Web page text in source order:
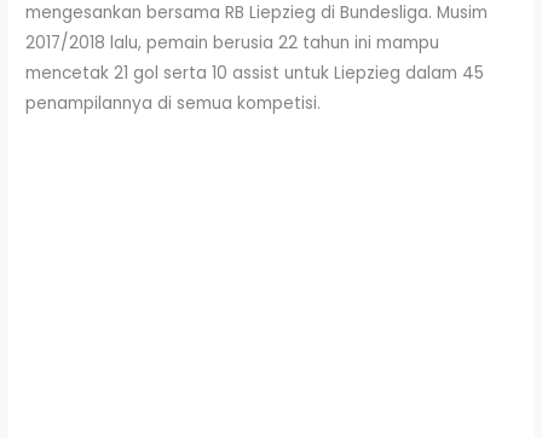
mengesankan bersama RB Liepzieg di Bundesliga. Musim
2017/2018 lalu, pemain berusia 22 tahun ini mampu
mencetak 21 gol serta 10 assist untuk Liepzieg dalam 45
penampilannya di semua kompetisi.